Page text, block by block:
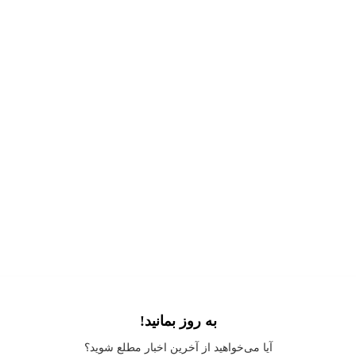
Application error: a client
-side exception has occurred while loading
به روز بمانید!
آیا می‌خواهید از آخرین اخبار مطلع شوید؟